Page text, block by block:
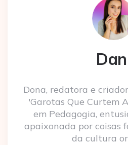
Dona, redatora e
'Garotas Que Curtem
em Pedagogia,
apaixonada por coisas
da cultura